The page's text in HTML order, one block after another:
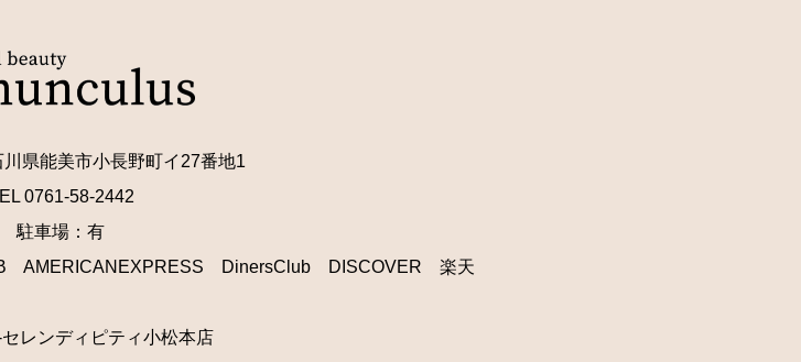
県能美市小長野町イ27番地1
0761-58-2442
駐車場：有
AMERICANEXPRESS DinersClub DISCOVER 楽天
レンディピティ小松本店